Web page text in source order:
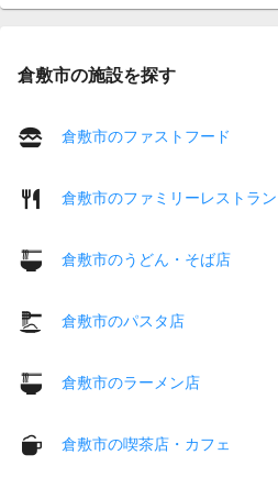
倉敷市の施設を探す
倉敷市のファストフード
倉敷市のファミリーレストラン
倉敷市のうどん・そば店
倉敷市のパスタ店
倉敷市のラーメン店
倉敷市の喫茶店・カフェ